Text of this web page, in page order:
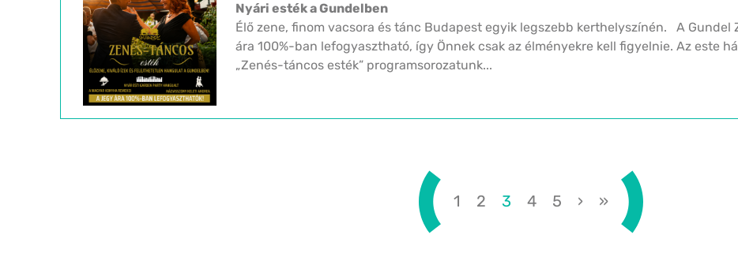
Nyári esték a Gundelben
Élő zene, finom vacsora és tánc Budapest egyik legszebb kerthelyszínén. A Gundel
ára 100%-ban lefogyasztható, így Önnek csak az élményekre kell figyelnie. Az este
„Zenés-táncos esték” programsorozatunk...
1 2 3 4 5 › »